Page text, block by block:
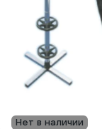
Нет в наличии